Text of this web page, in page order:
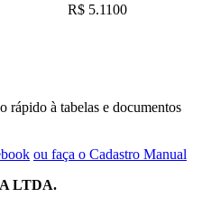
R$ 5.1100
rápido à tabelas e documentos
ou faça o Cadastro Manual
LTDA.